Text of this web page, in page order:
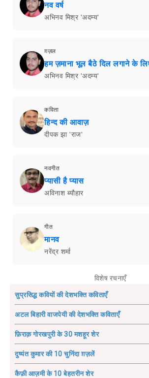
नव वर्ष
अभिनव मिश्र 'अदम्य'
ग़ज़ल
हम ज़माना भूल बैठे दिल लगाने के
अभिनव मिश्र 'अदम्य'
कविता
हिन्द की आवाज़
दीपक झा 'राज'
नवगीत
प्यासी है प्यास
अविनाश ब्यौहार
गीत
मानव
नरेंद्र शर्मा
विशेष रचनाएँ
सुप्रसिद्ध कवियों की देशभक्ति कविताएँ
अटल बिहारी वाजपेयी की देशभक्ति कविताएँ
फ़िराक़ गोरखपुरी के 30 मशहूर शेर
दुष्यंत कुमार की 10 चुनिंदा ग़ज़लें
कैफ़ी आज़मी के 10 बेहतरीन शेर